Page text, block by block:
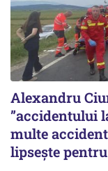
Alexandru
”accidentului
multe
lipsește